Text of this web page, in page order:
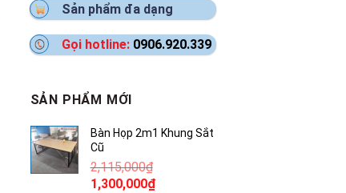
Sản phẩm đa dạng
Gọi hotline: 0906.920.339
SẢN PHẨM MỚI
Bàn Họp 2m1 Khung Sắt
Cũ
2,115,000₫
Giá
1,300,000₫Giá